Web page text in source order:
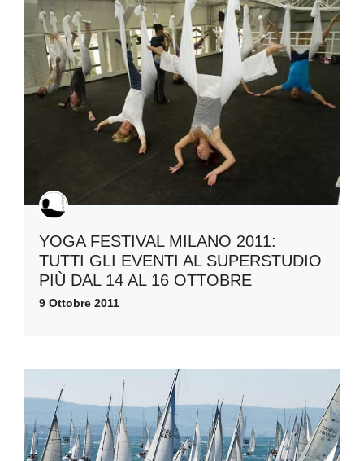
YOGA FESTIVAL MILANO 2011:
TUTTI GLI EVENTI AL SUPERSTUDIO
PIÙ DAL 14 AL 16 OTTOBRE
9 Ottobre 2011